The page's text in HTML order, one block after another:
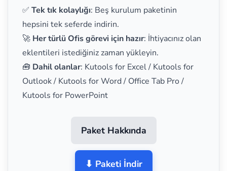
✅ Tek tık kolaylığı: Beş kurulum paketinin
hepsini tek seferde indirin.
🚀 Her türlü Ofis görevi için hazır: İhtiyacınız olan
eklentileri istediğiniz zaman yükleyin.
🧰 Dahil olanlar: Kutools for Excel / Kutools for
Outlook / Kutools for Word / Office Tab Pro /
Kutools for PowerPoint
Paket Hakkında
⬇ Paketi İndir